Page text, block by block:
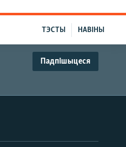
НАВІНЫ
ТЭСТЫ
Падпішыцеся